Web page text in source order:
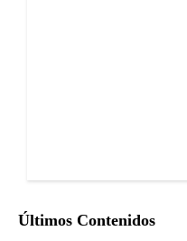
Últimos Contenidos